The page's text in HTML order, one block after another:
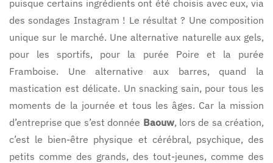
puisque certains ingrédients ont été choisis avec eux, via
des sondages Instagram ! Le résultat ? Une composition
unique sur le marché. Une alternative naturelle aux gels,
pour les sportifs, pour la purée Poire et la purée
Framboise. Une alternative aux barres, quand la
mastication est délicate. Un snacking sain, pour tous les
moments de la journée et tous les âges. Car la mission
d’entreprise que s’est donnée Baouw, lors de sa création,
c’est le bien-être physique et cérébral, psychique, des
petits comme des grands, des tout-jeunes, comme des